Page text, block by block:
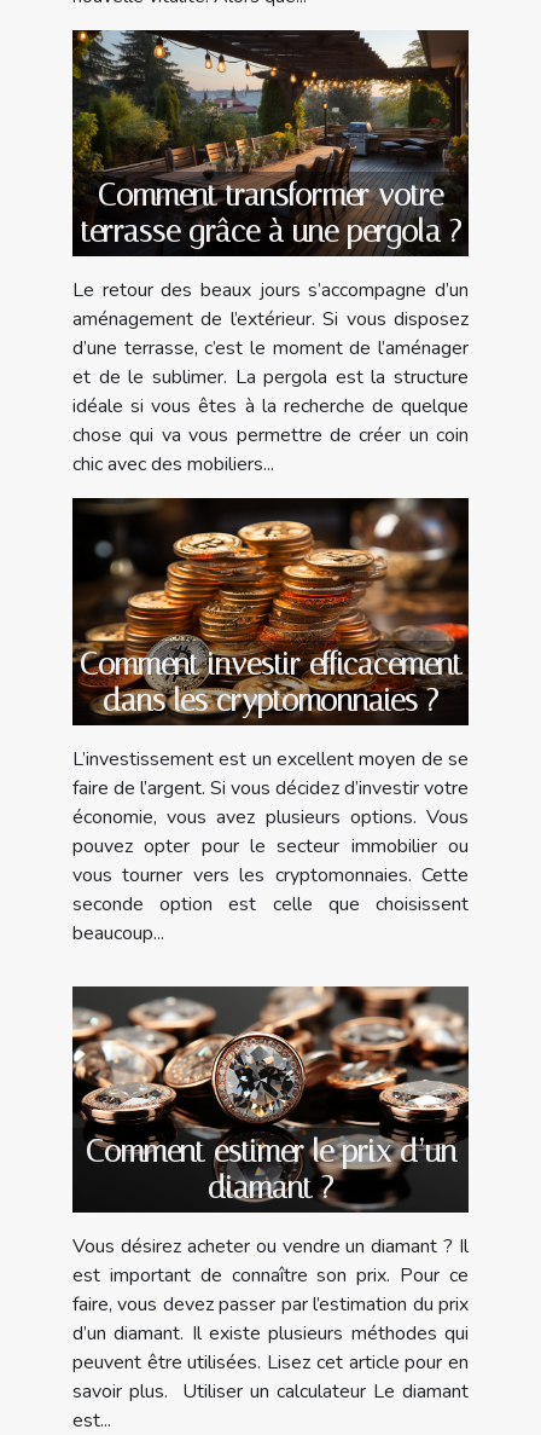
Comment transformer votre
terrasse grâce à une pergola ?
Le retour des beaux jours s’accompagne d’un
aménagement de l’extérieur. Si vous disposez
d’une terrasse, c’est le moment de l’aménager
et de le sublimer. La pergola est la structure
idéale si vous êtes à la recherche de quelque
chose qui va vous permettre de créer un coin
chic avec des mobiliers...
Comment investir efficacement
dans les cryptomonnaies ?
L’investissement est un excellent moyen de se
faire de l’argent. Si vous décidez d’investir votre
économie, vous avez plusieurs options. Vous
pouvez opter pour le secteur immobilier ou
vous tourner vers les cryptomonnaies. Cette
seconde option est celle que choisissent
beaucoup...
Comment estimer le prix d’un
diamant ?
Vous désirez acheter ou vendre un diamant ? Il
est important de connaître son prix. Pour ce
faire, vous devez passer par l’estimation du prix
d’un diamant. Il existe plusieurs méthodes qui
peuvent être utilisées. Lisez cet article pour en
savoir plus. Utiliser un calculateur Le diamant
est...